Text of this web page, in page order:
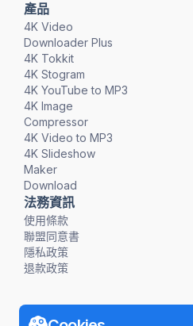
產品
4K Video
Downloader Plus
4K Tokkit
4K Stogram
4K YouTube to MP3
4K Image
Compressor
4K Video to MP3
4K Slideshow
Maker
Download
法務資訊
使用條款
聯盟同意書
隱私政策
退款政策